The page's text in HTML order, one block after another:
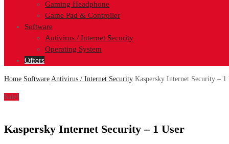
Gaming Headphone
Game Pad & Controller
Software
Antivirus / Internet Security
Operating System
Offers
Home Software Antivirus / Internet Security Kaspersky Internet Security – 1
Sale!
Kaspersky Internet Security – 1 User